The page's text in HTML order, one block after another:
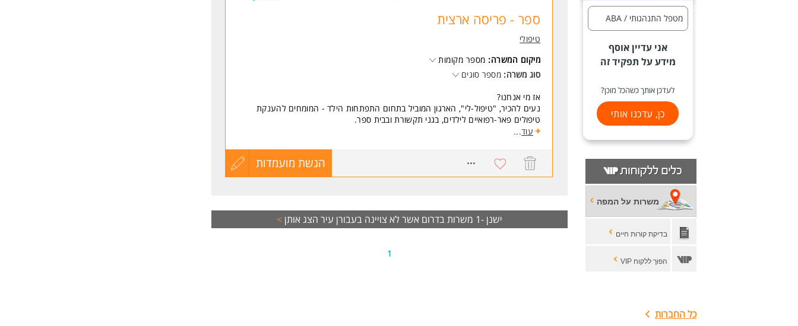
מטפל התנהגותי / ABA
אני עדיין אוסף
מידע על תפקיד זה
לעדכן אותך כשהכל מוכן?
כן, עדכנו אותי
משרות על המפה
בדיקת קורות חיים
הפוך ללקוח VIP
כל החברות
ספר - פריסה ארצית
טיפולי
מיקום המשרה: מספר מקומות
סוג משרה: מספר סוגים
אז מי אנחנו?
נעים להכיר, "טיפול-לי", הארגון המוביל בתחום התפתחות הילד - המומחים להענקת
טיפולים פאר-רפואיים לילדים, בגני תקשורת ובבית ספר.
* טיפול באוכלוסיית ילדים ונוער עם אפשרות להשתלבות בגני תקשורת ובבתי ספר.
* עבודה מגוונת ומספקת עם הזדמנויות ללמוד ולהתפתח.
פיתוח מקצועי מתמשך - הכשרות, הדרכות וימי עיון
ליווי מקצועי ואנושי גם במצבים מאתגרים
אפשרויות קידום והתפתחות אמיתיות
עוד...
הגשת מועמדות
עדכון
ישנן -1 משרות בדרום אשר לא צויינה בעבורן עיר הצג אותן>
1